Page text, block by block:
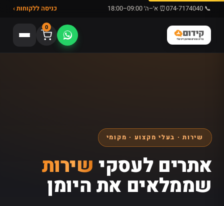
📞 074-7174040 ⏰ א׳–ה׳ 09:00–18:00 כניסה ללקוחות ›
0
שירות · בעלי מקצוע · מקומי
אתרים לעסקי שירות
שממלאים את היומן